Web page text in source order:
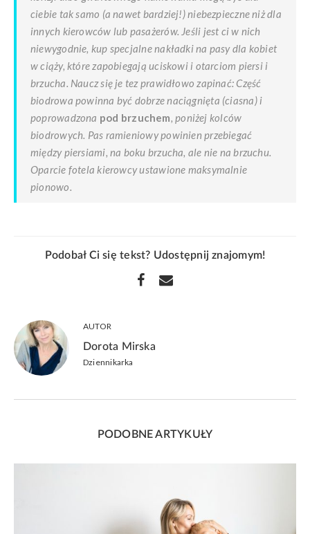
ciebie tak samo (a nawet bardziej!) niebezpieczne niż dla
innych kierowców lub pasażerów. Jeśli jest ci w nich
niewygodnie, kup specjalne nakładki na pasy dla kobiet
w ciąży, które zapobiegają uciskowi i otarciom piersi i
brzucha. Naucz się je tez prawidłowo zapinać: Część
biodrowa powinna być dobrze naciągnięta (ciasna) i
poprowadzona pod brzuchem, poniżej kolców
biodrowych. Pas ramieniowy powinien przebiegać
między piersiami, na boku brzucha, ale nie na brzuchu.
Oparcie fotela kierowcy ustawione maksymalnie
pionowo.
Podobał Ci się tekst? Udostępnij znajomym!
AUTOR
Dorota Mirska
Dziennikarka
PODOBNE ARTYKUŁY